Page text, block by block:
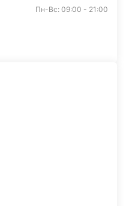
Пн-Вс: 09:00 - 21:00